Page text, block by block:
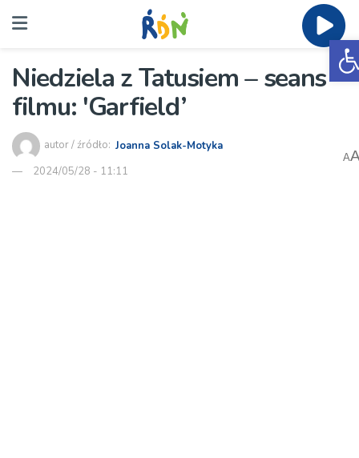
Niedziela z Tatusiem – seans
filmu: 'Garfield’
autor / źródło: Joanna Solak-Motyka
2024/05/28 - 11:11
A